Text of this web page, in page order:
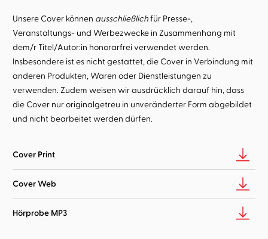
Unsere Cover können ausschließlichfür Presse-,
Veranstaltungs- und Werbezwecke in Zusammenhang mit
dem/r Titel/Autor:in honorarfrei verwendet werden.
Insbesondere ist es nicht gestattet, die Cover in Verbindung mit
anderen Produkten, Waren oder Dienstleistungen zu
verwenden. Zudem weisen wir ausdrücklich darauf hin, dass
die Cover nur originalgetreu in unveränderter Form abgebildet
und nicht bearbeitet werden dürfen.
Cover Print
Cover Web
Hörprobe MP3